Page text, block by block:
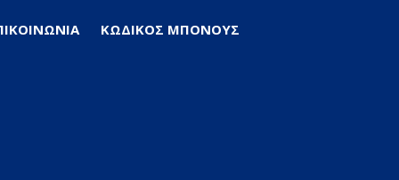
ΚΩΔΙΚΟΣ ΜΠΟΝΟΥΣ